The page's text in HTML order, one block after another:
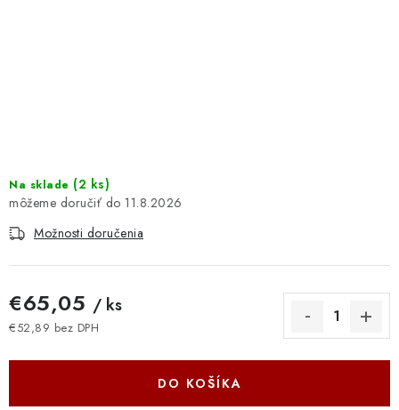
: TOP PRODUKTY
ZNAČKY
Odstúpenie od zmluvy
Na sklade (2 ks)
11.8.2026
Možnosti doručenia
€65,05 / ks
€52,89 bez DPH
DO KOŠÍKA